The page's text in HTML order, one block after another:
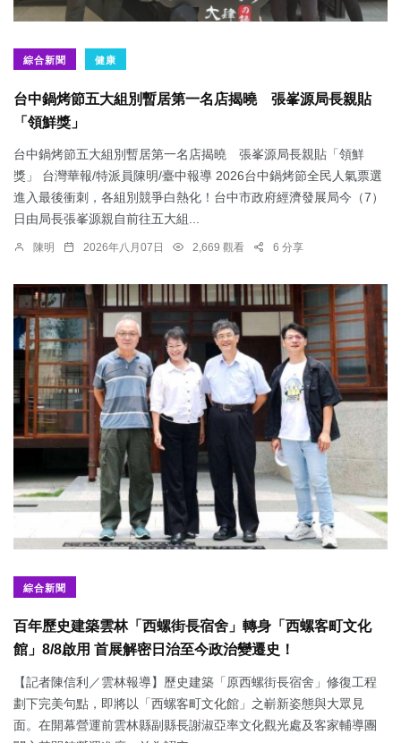
綜合新聞 健康
台中鍋烤節五大組別暫居第一名店揭曉 張峯源局長親貼
「領鮮獎」
台中鍋烤節五大組別暫居第一名店揭曉 張峯源局長親貼「領鮮
獎」 台灣華報/特派員陳明/臺中報導 2026台中鍋烤節全民人氣票選
進入最後衝刺，各組別競爭白熱化！台中市政府經濟發展局今（7）
日由局長張峯源親自前往五大組...
陳明 2026年八月07日 2,669 觀看 6 分享
綜合新聞
百年歷史建築雲林「西螺街長宿舍」轉身「西螺客町文化
館」8/8啟用 首展解密日治至今政治變遷史！
【記者陳信利／雲林報導】歷史建築「原西螺街長宿舍」修復工程
劃下完美句點，即將以「西螺客町文化館」之嶄新姿態與大眾見
面。在開幕營運前雲林縣副縣長謝淑亞率文化觀光處及客家輔導團